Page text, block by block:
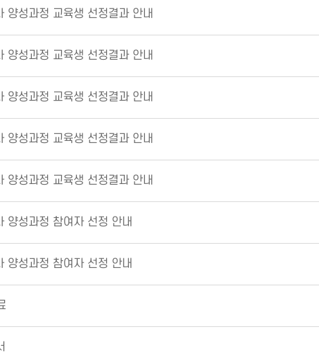
성과정 교육생 선정결과 안내
성과정 교육생 선정결과 안내
성과정 교육생 선정결과 안내
성과정 교육생 선정결과 안내
성과정 교육생 선정결과 안내
성과정 참여자 선정 안내
성과정 참여자 선정 안내